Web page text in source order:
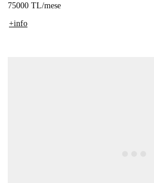
75000 TL/mese
+info